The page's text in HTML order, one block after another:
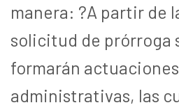
manera: ?A partir de
solicitud de prórroga
formarán actuaciones
administrativas, las